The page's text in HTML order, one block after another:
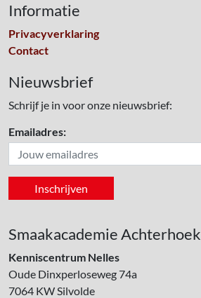
Informatie
Privacyverklaring
Contact
Nieuwsbrief
Schrijf je in voor onze nieuwsbrief:
Emailadres:
Smaakacademie Achterhoek
Kenniscentrum Nelles
Oude Dinxperloseweg 74a
7064 KWSilvolde